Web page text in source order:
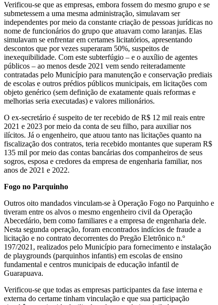
Verificou-se que as empresas, embora fossem do mesmo grupo e se
submetessem a uma mesma administração, simulavam ser
independentes por meio da constante criação de pessoas jurídicas no
nome de funcionários do grupo que atuavam como laranjas. Elas
simulavam se enfrentar em certames licitatórios, apresentando
descontos que por vezes superaram 50%, suspeitos de
inexequibilidade. Com este subterfúgio – e o auxílio de agentes
públicos – ao menos desde 2021 vem sendo reiteradamente
contratadas pelo Município para manutenção e conservação prediais
de escolas e outros prédios públicos municipais, em licitações com
objeto genérico (sem definição de exatamente quais reformas e
melhorias seria executadas) e valores milionários.
O ex-secretário é suspeito de ter recebido de R$ 12 mil reais entre
2021 e 2023 por meio da conta de seu filho, para auxiliar nos
ilícitos. Já o engenheiro, que atuou tanto nas licitações quanto na
fiscalização dos contratos, teria recebido montantes que superam R$
135 mil por meio das contas bancárias dos companheiros de seus
sogros, esposa e credores da empresa de engenharia familiar, nos
anos de 2021 e 2022.
Fogo no Parquinho
Outros oito mandados vinculam-se à Operação Fogo no Parquinho e
tiveram entre os alvos o mesmo engenheiro civil da Operação
Abecedário, bem como familiares e a empresa de engenharia dele.
Nesta segunda operação, foram encontrados indícios de fraude a
licitação e no contrato decorrentes do Pregão Eletrônico n.º
197/2021, realizados pelo Município para fornecimento e instalação
de playgrounds (parquinhos infantis) em escolas de ensino
fundamental e centros municipais de educação infantil de
Guarapuava.
Verificou-se que todas as empresas participantes da fase interna e
externa do certame tinham vinculação e que sua participação